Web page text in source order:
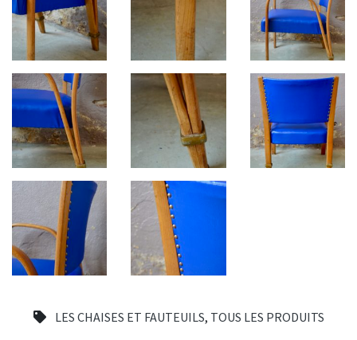
LES CHAISES ET FAUTEUILS, TOUS LES PRODUITS